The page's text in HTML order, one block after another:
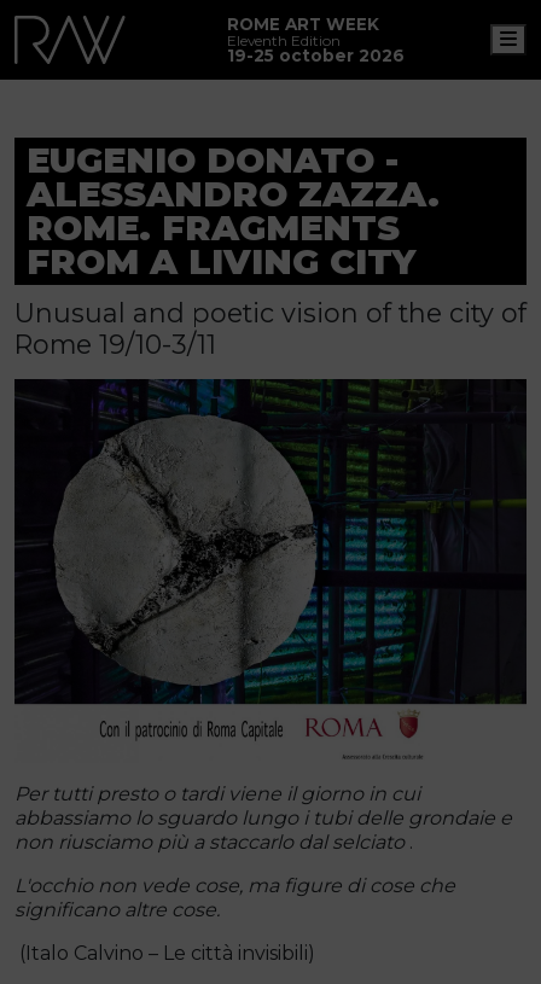
ROME ART WEEK
Eleventh Edition
19-25 october 2026
EUGENIO DONATO -
ALESSANDRO ZAZZA.
ROME. FRAGMENTS
FROM A LIVING CITY
Unusual and poetic vision of the city of
Rome 19/10-3/11
Per tutti presto o tardi viene il giorno in cui
abbassiamo lo sguardo lungo i tubi delle grondaie e
non riusciamo più a staccarlo dal selciato.
L'occhio non vede cose, ma figure di cose che
significano altre cose.
(Italo Calvino – Le città invisibili)